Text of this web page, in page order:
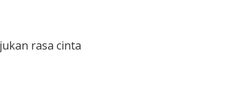
rasa cinta